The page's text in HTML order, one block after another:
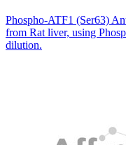
Phospho-ATF1 (Ser63)
from Rat liver, using
dilution.